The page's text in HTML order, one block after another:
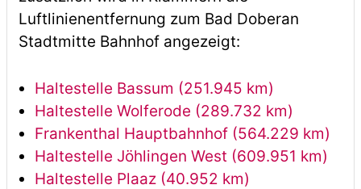
Luftlinienentfernung zum Bad Doberan
Stadtmitte Bahnhof angezeigt:
Haltestelle Bassum (251.945 km)
Haltestelle Wolferode (289.732 km)
Frankenthal Hauptbahnhof (564.229 km)
Haltestelle Jöhlingen West (609.951 km)
Haltestelle Plaaz (40.952 km)